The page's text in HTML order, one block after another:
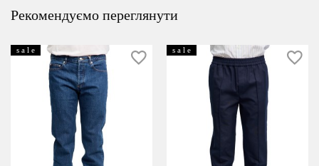
Рекомендуємо переглянути
s a l e s a l e